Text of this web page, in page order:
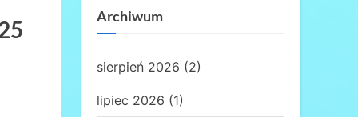
Archiwum
sierpień 2026 (2)
lipiec 2026 (1)